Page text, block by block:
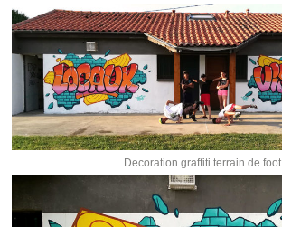
Decoration graffiti terrain de foot